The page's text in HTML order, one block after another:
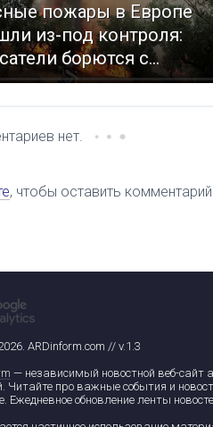
пожары в Европе
из-под контроля:
борются с...
нет.
, чтобы оставить
ARDinform.com // v.1.3
— независимый новостной веб-сайт
Читайте про важные события и
Ежедневное обновление ленты